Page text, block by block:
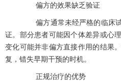
偏方的效果缺乏验证
偏方通常未经严格的临床试
证。部分患者可能因个体差异或心
变化可能并非偏方直接作用的结果
复，错失早期干预的时机。
正规治疗的优势